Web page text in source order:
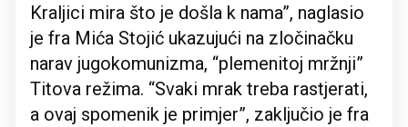
Kraljici mira što je došla k nama”, naglasio
je fra Mića Stojić ukazujući na zločinačku
narav jugokomunizma, “plemenitoj mržnji”
Titova režima. “Svaki mrak treba rastjerati,
a ovaj spomenik je primjer”, zaključio je fra